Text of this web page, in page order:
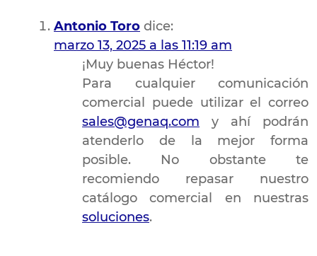
Antonio Toro dice:
marzo 13, 2025 a las 11:19 am
¡Muy buenas Héctor!
Para cualquier comunicación
comercial puede utilizar el correo
sales@genaq.com y ahí podrán
atenderlo de la mejor forma
posible. No obstante te
recomiendo repasar nuestro
catálogo comercial en nuestras
soluciones.